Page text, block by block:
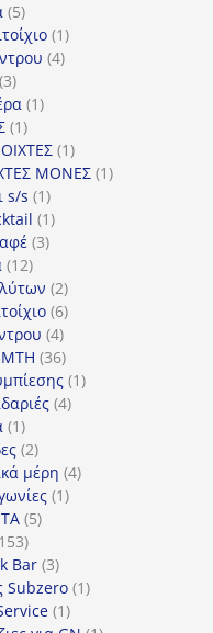
55
προϊόντα
11
προϊόν
44
33
προϊόντα
11
11
προϊόν
11
προϊόν
ΜΟΝΕΣ 11
s/s 11
προϊόν
11
33
1212
προϊόντα
22
προϊόντα
66
προϊόντα
44
προϊόντα
3636
προϊόντα
11
44
11
προϊόν
22
προϊόντα
μέρη 44
11
55
153
προϊόντα
Bar 33
προϊόντα
Subzero 11
11